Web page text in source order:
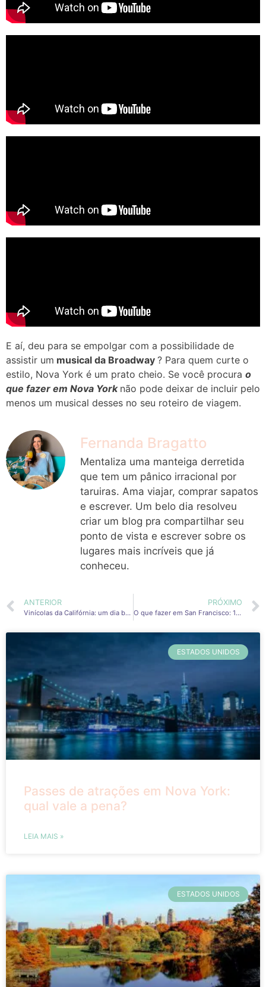
E aí, deu para se empolgar com a possibilidade de
assistir um musical da Broadway ? Para quem curte o
estilo, Nova York é um prato cheio. Se você procura o
que fazer em Nova York não pode deixar de incluir pelo
menos um musical desses no seu roteiro de viagem.
Fernanda Bragatto
Mentaliza uma manteiga derretida
que tem um pânico irracional por
taruiras. Ama viajar, comprar sapatos
e escrever. Um belo dia resolveu
criar um blog pra compartilhar seu
ponto de vista e escrever sobre os
lugares mais incríveis que já
conheceu.
ANTERIOR
Vinícolas da Califórnia: um dia bebendo vinho nos arredores de San Francisco
PRÓXIMO
O que fazer em San Francisco: 10 passeios Gratuitos para explorar a cidade
ESTADOS UNIDOS
Passes de atrações em Nova York:
qual vale a pena?
LEIA MAIS »
ESTADOS UNIDOS